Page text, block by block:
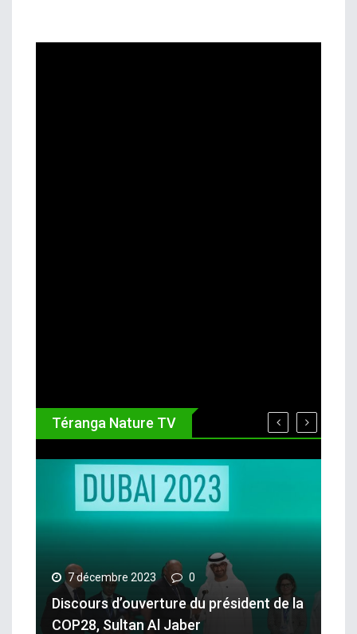
Téranga Nature TV
7 décembre 2023 0
Discours d’ouverture du président de la
COP28, Sultan Al Jaber